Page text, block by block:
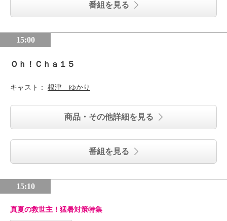
番組を見る
15:00
Ｏｈ！Ｃｈａ１５
キャスト： 根津 ゆかり
商品・その他詳細を見る
番組を見る
15:10
真夏の救世主！猛暑対策特集